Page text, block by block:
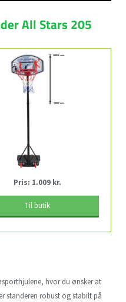
All Stars 205
Pris: 1.009 kr.
Til butik
hvor du ønsker at
standeren robust og stabilt på